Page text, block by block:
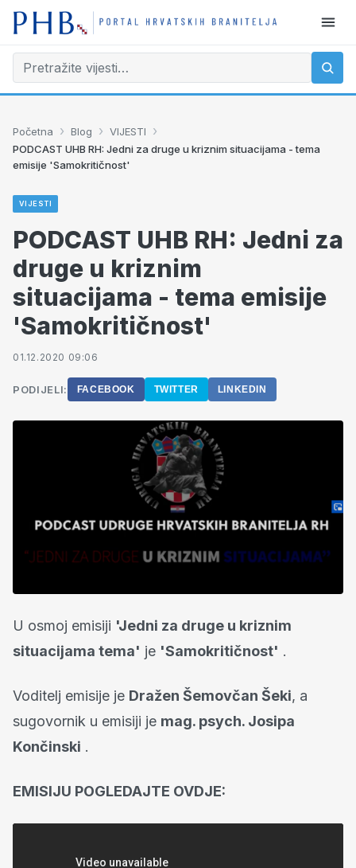
Početna › Blog › VIJESTI ›
PODCAST UHB RH: Jedni za druge u kriznim situacijama - tema
emisije 'Samokritičnost'
VIJESTI
PODCAST UHB RH: Jedni za
druge u kriznim
situacijama - tema emisije
'Samokritičnost'
01.12.2020 09:06
PODIJELI: FACEBOOK TWITTER LINKEDIN
U osmoj emisiji 'Jedni za druge u kriznim
situacijama tema' je 'Samokritičnost' .
Voditelj emisije je Dražen Šemovčan Šeki, a
sugovornik u emisiji je mag. psych. Josipa
Končinski .
EMISIJU POGLEDAJTE OVDJE: